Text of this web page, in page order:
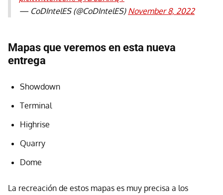
— CoDIntelES (@CoDIntelES) November 8, 2022
Mapas que veremos en esta nueva
entrega
Showdown
Terminal
Highrise
Quarry
Dome
La recreación de estos mapas es muy precisa a los